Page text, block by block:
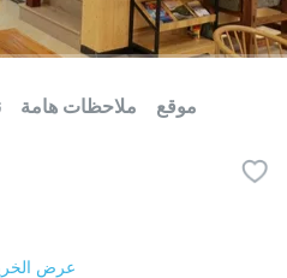
ملاحظات هامة موقع
عرض